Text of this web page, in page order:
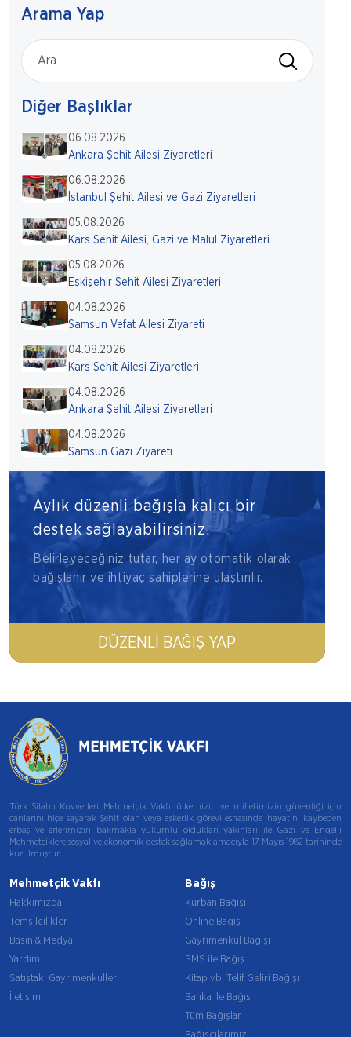
Arama Yap
Diğer Başlıklar
06.08.2026
Ankara Şehit Ailesi Ziyaretleri
06.08.2026
İstanbul Şehit Ailesi ve Gazi Ziyaretleri
05.08.2026
Kars Şehit Ailesi, Gazi ve Malul Ziyaretleri
05.08.2026
Eskişehir Şehit Ailesi Ziyaretleri
04.08.2026
Samsun Vefat Ailesi Ziyareti
04.08.2026
Kars Şehit Ailesi Ziyaretleri
04.08.2026
Ankara Şehit Ailesi Ziyaretleri
04.08.2026
Samsun Gazi Ziyareti
Aylık düzenli bağışla kalıcı bir
destek sağlayabilirsiniz.
Belirleyeceğiniz tutar, her ay otomatik olarak
bağışlanır ve ihtiyaç sahiplerine ulaştırılır.
DÜZENLI BAĞIŞ YAP
Türk Silahlı Kuvvetleri Mehmetçik Vakfı, ülkemizin ve milletimizin güvenliği için
canlarını hiçe sayarak Şehit olan veya askerlik görevi esnasında hayatını kaybeden
erbaş ve erlerimizin bakmakla yükümlü oldukları yakınları ile Gazi ve Engelli
Mehmetçiklere sosyal ve ekonomik destek sağlamak amacıyla 17 Mayıs 1982 tarihinde
kurulmuştur.
Mehmetçik Vakfı
Hakkımızda
Temsilcilikler
Basın & Medya
Yardım
Satıştaki Gayrimenkuller
İletişim
Bağış
Kurban Bağışı
Online Bağış
Gayrimenkul Bağışı
SMS ile Bağış
Kitap vb. Telif Geliri Bağışı
Banka ile Bağış
Tüm Bağışlar
Bağışçılarımız